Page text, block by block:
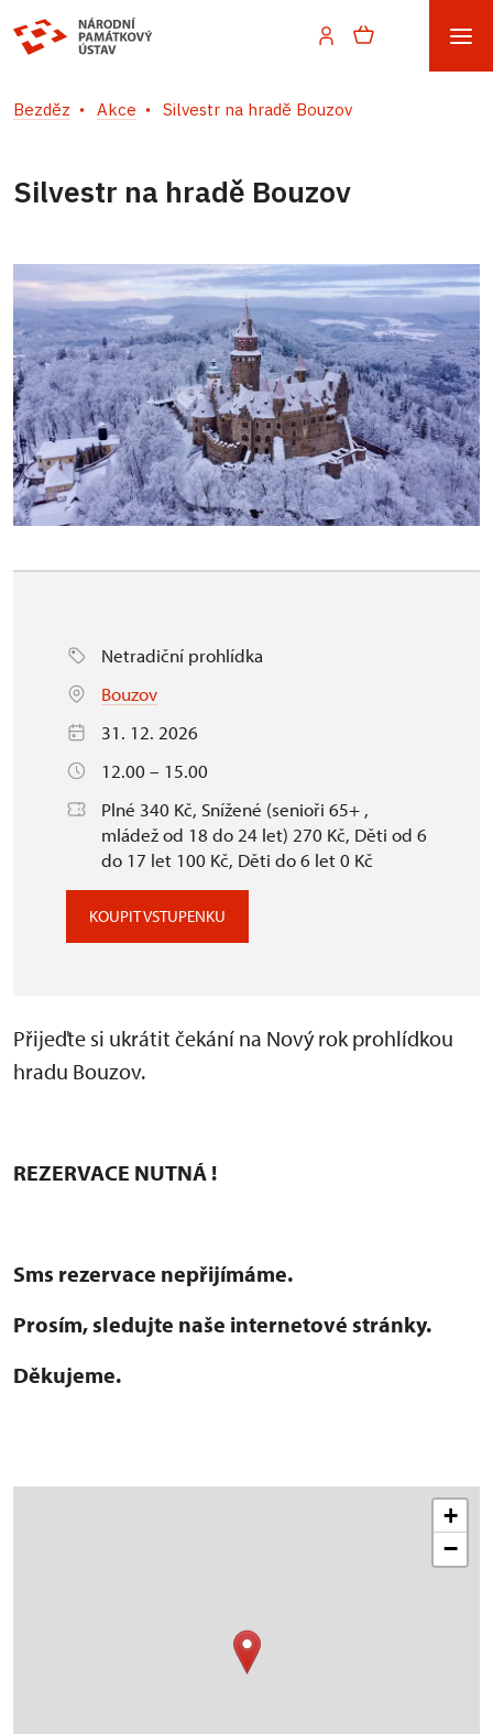
Bezděz Akce Silvestr na hradě Bouzov
Silvestr na hradě Bouzov
Netradiční prohlídka
Bouzov
31. 12. 2026
12.00 – 15.00
Plné 340 Kč, Snížené (senioři 65+ ,
mládež od 18 do 24 let) 270 Kč, Děti od 6
do 17 let 100 Kč, Děti do 6 let 0 Kč
KOUPIT VSTUPENKU
Přijeďte si ukrátit čekání na Nový rok prohlídkou
hradu Bouzov.
REZERVACE NUTNÁ !
Sms rezervace nepřijímáme.
Prosím, sledujte naše internetové stránky.
Děkujeme.
+
−